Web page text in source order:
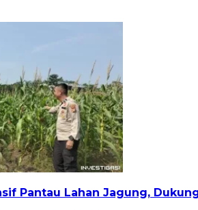
Pantau Lahan Jagung,